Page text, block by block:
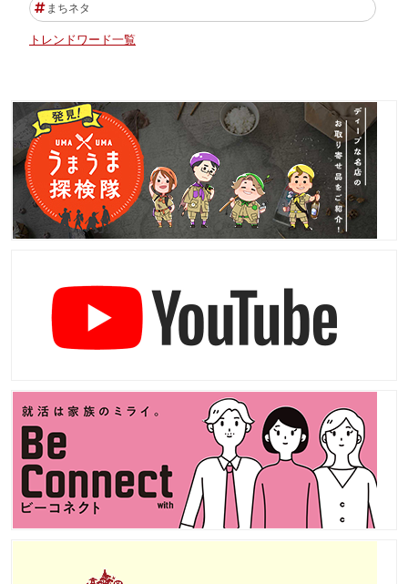
まちネタ
トレンドワード一覧